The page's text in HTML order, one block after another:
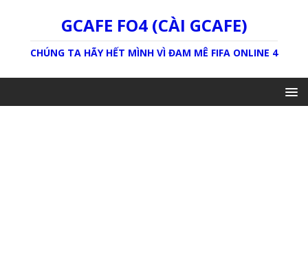
GCAFE FO4 (CÀI GCAFE)
CHÚNG TA HÃY HẾT MÌNH VÌ ĐAM MÊ FIFA ONLINE 4